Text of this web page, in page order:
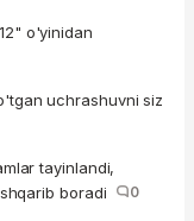
o'yinidan
uchrashuvni siz
tayinlandi,
boradi
0